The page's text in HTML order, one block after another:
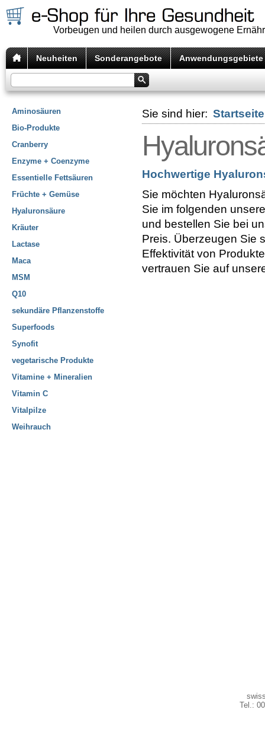
Vorbeugen und heilen durch ausgewogene
Neuheiten Sonderangebote Anwendungsgebiete
Aminosäuren
Bio-Produkte
Cranberry
Enzyme + Coenzyme
Essentielle Fettsäuren
Früchte + Gemüse
Hyaluronsäure
Kräuter
Lactase
Maca
MSM
Q10
sekundäre Pflanzenstoffe
Superfoods
Synofit
vegetarische Produkte
Vitamine + Mineralien
Vitamin C
Vitalpilze
Weihrauch
Sie sind hier: Startseite
Hochwertige
Sie möchten
Sie im folgenden
und bestellen Sie bei
Preis. Überzeugen Sie
Effektivität von
vertrauen Sie auf
Tel.: